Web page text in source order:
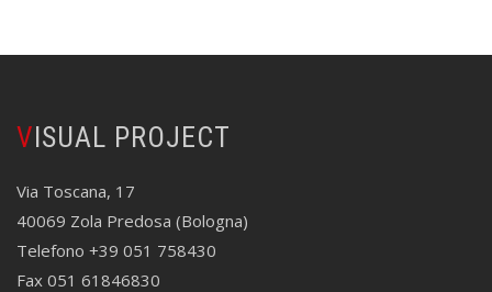
VISUAL PROJECT
Via Toscana, 17
40069 Zola Predosa (Bologna)
Telefono +39 051 758430
Fax 051 61846830